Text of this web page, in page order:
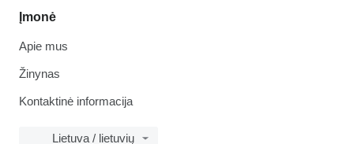
Įmonė
Apie mus
Žinynas
Kontaktinė informacija
Lietuva / lietuvių